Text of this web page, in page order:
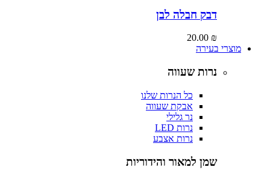
דבק חבלה לבן
20.00
מוצרי בעירה
נרות שעווה
כל הנרות שלנו
אבקת שעווה
נר גלילי
נרות LED
נרות אצבע
שמן למאור והידוריות